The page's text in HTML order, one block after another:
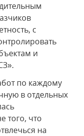
с
и
по каждому
в отдельных
того, что
на